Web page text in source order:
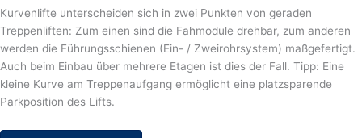
Kurvenlifte unterscheiden sich in zwei Punkten von geraden
Treppenliften: Zum einen sind die Fahmodule drehbar, zum anderen
werden die Führungsschienen (Ein- / Zweirohrsystem) maßgefertigt.
Auch beim Einbau über mehrere Etagen ist dies der Fall. Tipp: Eine
kleine Kurve am Treppenaufgang ermöglicht eine platzsparende
Parkposition des Lifts.